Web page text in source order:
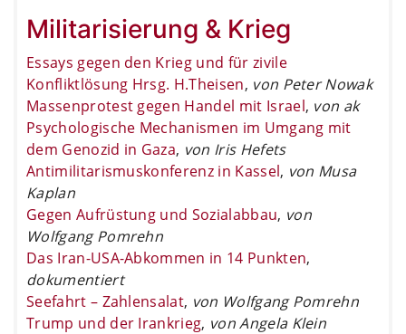
Militarisierung & Krieg
Essays gegen den Krieg und für zivile
Konfliktlösung Hrsg. H.Theisen, von Peter Nowak
Massenprotest gegen Handel mit Israel, von ak
Psychologische Mechanismen im Umgang mit
dem Genozid in Gaza, von Iris Hefets
Antimilitarismuskonferenz in Kassel, von Musa
Kaplan
Gegen Aufrüstung und Sozialabbau, von
Wolfgang Pomrehn
Das Iran-USA-Abkommen in 14 Punkten,
dokumentiert
Seefahrt – Zahlensalat, von Wolfgang Pomrehn
Trump und der Irankrieg, von Angela Klein